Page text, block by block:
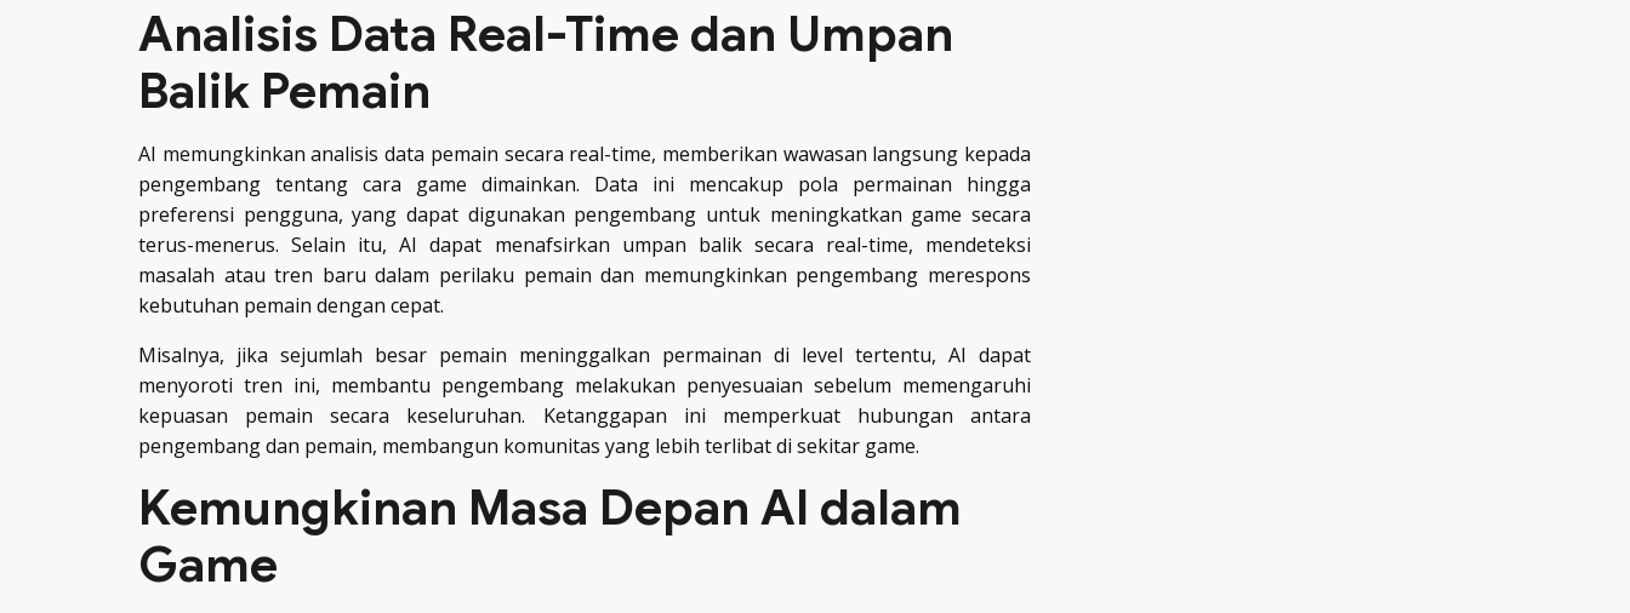
Analisis Data Real-Time dan Umpan
Balik Pemain
AI memungkinkan analisis data pemain secara real-time, memberikan wawasan langsung kepada
pengembang tentang cara game dimainkan. Data ini mencakup pola permainan hingga
preferensi pengguna, yang dapat digunakan pengembang untuk meningkatkan game secara
terus-menerus. Selain itu, AI dapat menafsirkan umpan balik secara real-time, mendeteksi
masalah atau tren baru dalam perilaku pemain dan memungkinkan pengembang merespons
kebutuhan pemain dengan cepat.
Misalnya, jika sejumlah besar pemain meninggalkan permainan di level tertentu, AI dapat
menyoroti tren ini, membantu pengembang melakukan penyesuaian sebelum memengaruhi
kepuasan pemain secara keseluruhan. Ketanggapan ini memperkuat hubungan antara
pengembang dan pemain, membangun komunitas yang lebih terlibat di sekitar game.
Kemungkinan Masa Depan AI dalam
Game